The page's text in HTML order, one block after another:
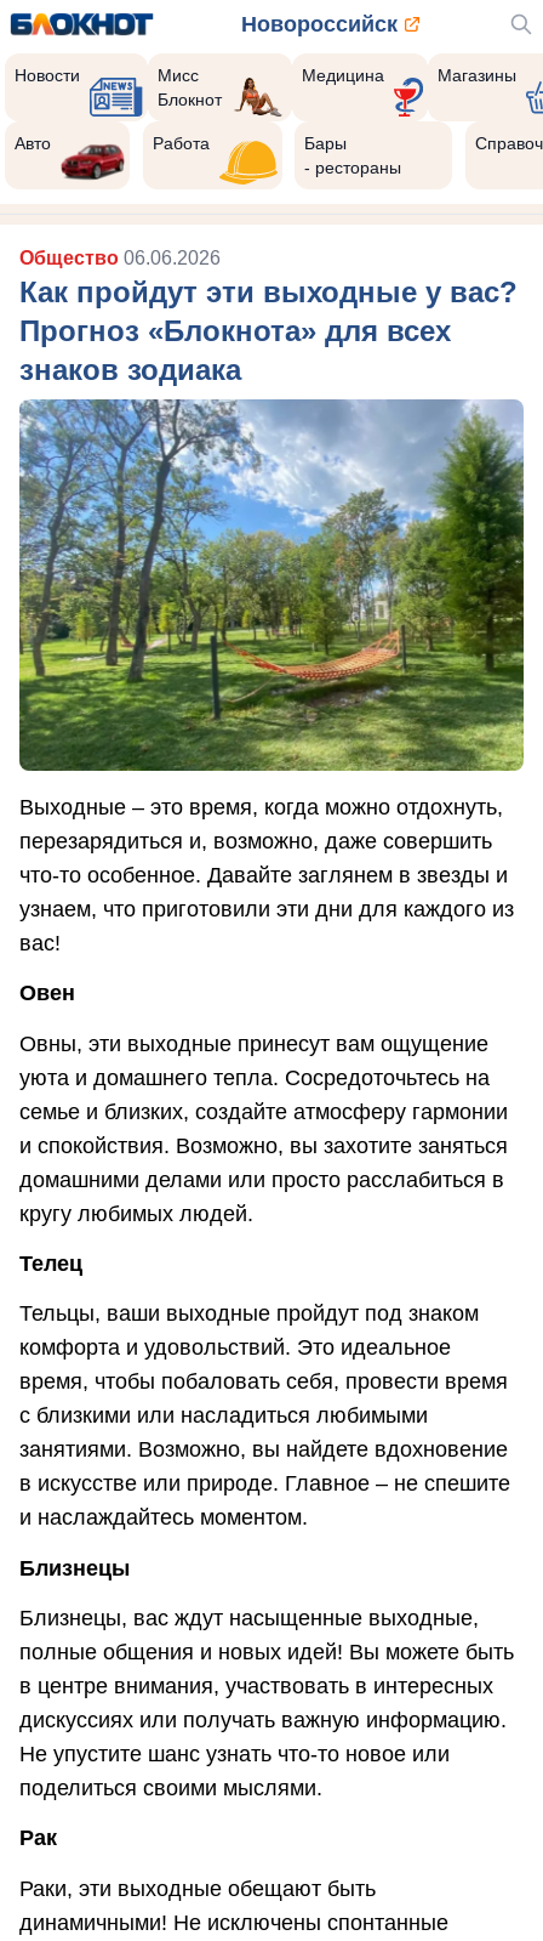
Новороссийск
Новости
Мисс
Блокнот
Медицина Магазины
Авто Работа
Бары
- рестораны
Общество 06.06.2026
Как пройдут эти выходные у вас?
Прогноз «Блокнота» для всех
знаков зодиака
Выходные – это время, когда можно отдохнуть,
перезарядиться и, возможно, даже совершить
что-то особенное. Давайте заглянем в звезды и
узнаем, что приготовили эти дни для каждого из
вас!
Овен
Овны, эти выходные принесут вам ощущение
уюта и домашнего тепла. Сосредоточьтесь на
семье и близких, создайте атмосферу гармонии
и спокойствия. Возможно, вы захотите заняться
домашними делами или просто расслабиться в
кругу любимых людей.
Телец
Тельцы, ваши выходные пройдут под знаком
комфорта и удовольствий. Это идеальное
время, чтобы побаловать себя, провести время
с близкими или насладиться любимыми
занятиями. Возможно, вы найдете вдохновение
в искусстве или природе. Главное – не спешите
и наслаждайтесь моментом.
Близнецы
Близнецы, вас ждут насыщенные выходные,
полные общения и новых идей! Вы можете быть
в центре внимания, участвовать в интересных
дискуссиях или получать важную информацию.
Не упустите шанс узнать что-то новое или
поделиться своими мыслями.
Рак
Раки, эти выходные обещают быть
динамичными! Не исключены спонтанные